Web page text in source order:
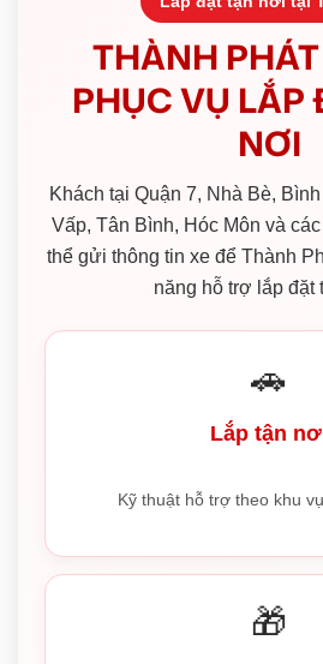
THÀNH
PHỤC VỤ LẮP
NƠI
Khách tại Quận 7, Nhà Bè,
Vấp, Tân Bình, Hóc Môn và
thể gửi thông tin xe để Thành
năng hỗ trợ lắp đặt
🚗
Lắp tận
Kỹ thuật hỗ trợ theo khu
🎁